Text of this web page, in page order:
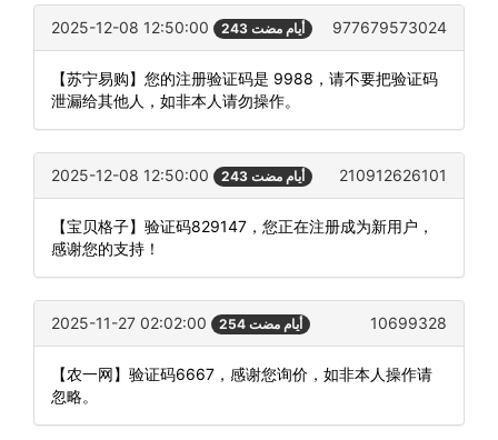
2025-12-08 12:50:00 243 أيام مضت 977679573024
【苏宁易购】您的注册验证码是 9988，请不要把验证码
泄漏给其他人，如非本人请勿操作。
2025-12-08 12:50:00 243 أيام مضت 210912626101
【宝贝格子】验证码829147，您正在注册成为新用户，
感谢您的支持！
2025-11-27 02:02:00 254 أيام مضت 10699328
【农一网】验证码6667，感谢您询价，如非本人操作请
忽略。